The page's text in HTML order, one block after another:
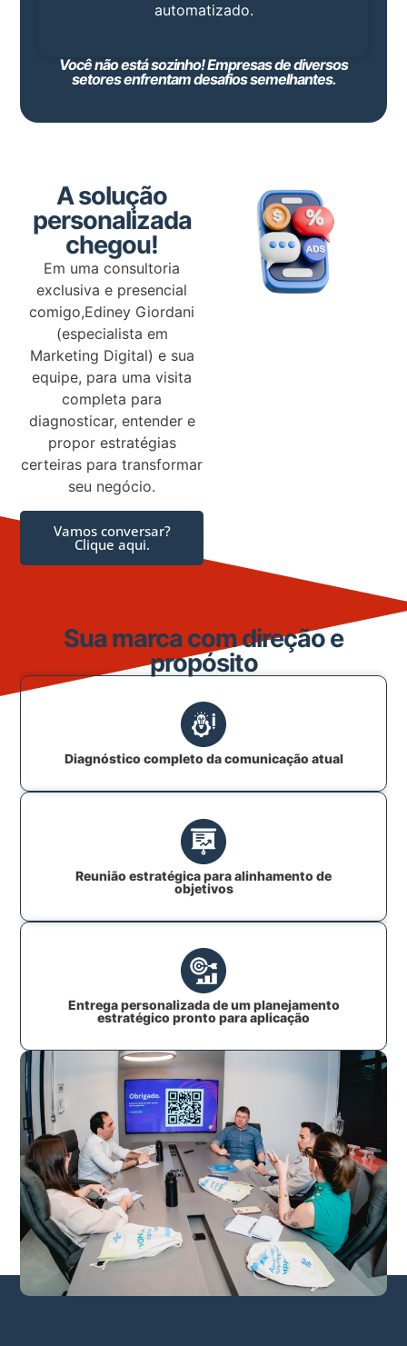
automatizado.
Você não está sozinho! Empresas de diversos
setores enfrentam desafios semelhantes.
A solução
personalizada
chegou!
Em uma consultoria
exclusiva e presencial
comigo,Ediney Giordani
(especialista em
Marketing Digital) e sua
equipe, para uma visita
completa para
diagnosticar, entender e
propor estratégias
certeiras para transformar
seu negócio.
Vamos conversar?
Clique aqui.
Sua marca com direção e
propósito
Diagnóstico completo da comunicação atual
Reunião estratégica para alinhamento de
objetivos
Entrega personalizada de um planejamento
estratégico pronto para aplicação